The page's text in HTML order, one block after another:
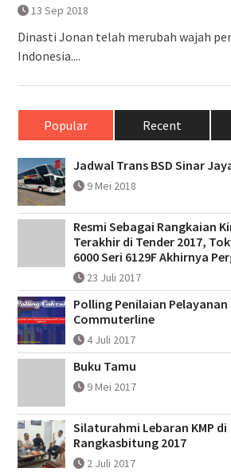
13 Sep 2018
Dinasti Jonan telah merubah wajah
Indonesia....
Popular Recent
Jadwal Trans BSD Sinar
9 Mei 2018
Resmi Sebagai Rangkaian
Terakhir di Tender 2017,
6000 Seri 6129F Akhirnya
23 Juli 2017
Polling Penilaian Pelayanan
Commuterline
4 Juli 2017
Buku Tamu
9 Mei 2017
Silaturahmi Lebaran KMP di
Rangkasbitung 2017
2 Juli 2017